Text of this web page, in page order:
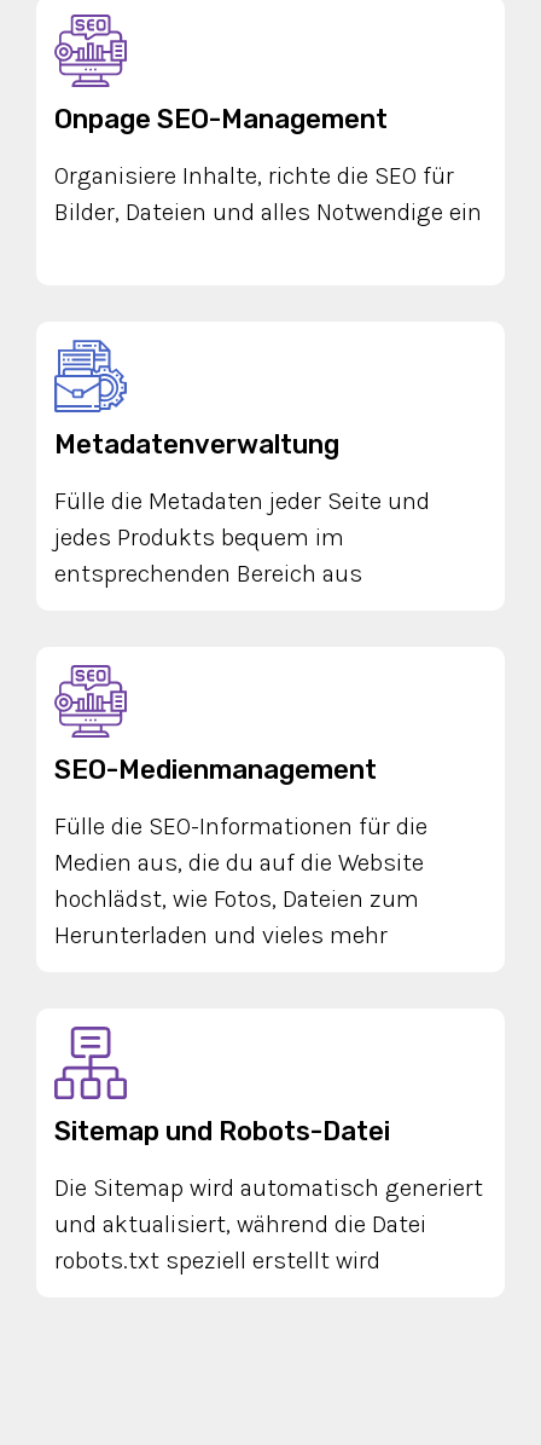
Onpage SEO-Management
Organisiere Inhalte, richte die SEO für
Bilder, Dateien und alles Notwendige ein
Metadatenverwaltung
Fülle die Metadaten jeder Seite und
jedes Produkts bequem im
entsprechenden Bereich aus
SEO-Medienmanagement
Fülle die SEO-Informationen für die
Medien aus, die du auf die Website
hochlädst, wie Fotos, Dateien zum
Herunterladen und vieles mehr
Sitemap und Robots-Datei
Die Sitemap wird automatisch generiert
und aktualisiert, während die Datei
robots.txt speziell erstellt wird